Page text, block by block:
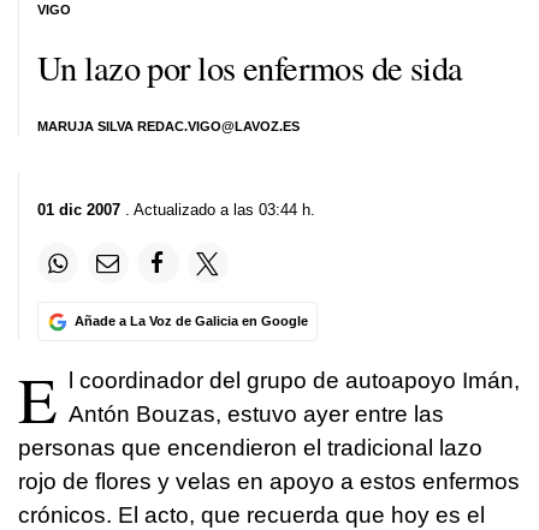
Un lazo por los enfermos de sida
MARUJA SILVA REDAC.VIGO@LAVOZ.ES
VIGO
01 dic 2007 . Actualizado a las 03:44 h.
Añade a La Voz de Galicia en Google
E
l coordinador del grupo de autoapoyo Imán,
Antón Bouzas, estuvo ayer entre las
personas que encendieron el tradicional lazo
rojo de flores y velas en apoyo a estos enfermos
crónicos. El acto, que recuerda que hoy es el